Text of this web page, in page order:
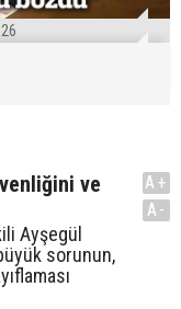
ve
Ayşegül
sorunun,
A+
A-